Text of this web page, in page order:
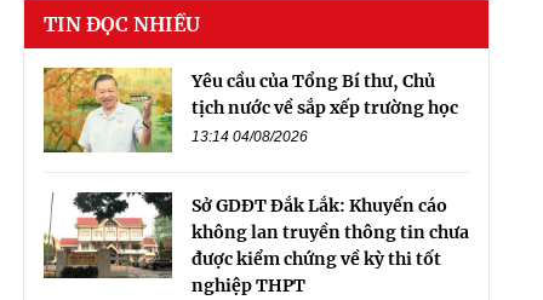
TIN ĐỌC NHIỀU
Yêu cầu của Tổng Bí thư, Chủ
tịch nước về sắp xếp trường học
13:14 04/08/2026
Sở GDĐT Đắk Lắk: Khuyến cáo
không lan truyền thông tin chưa
được kiểm chứng về kỳ thi tốt
nghiệp THPT